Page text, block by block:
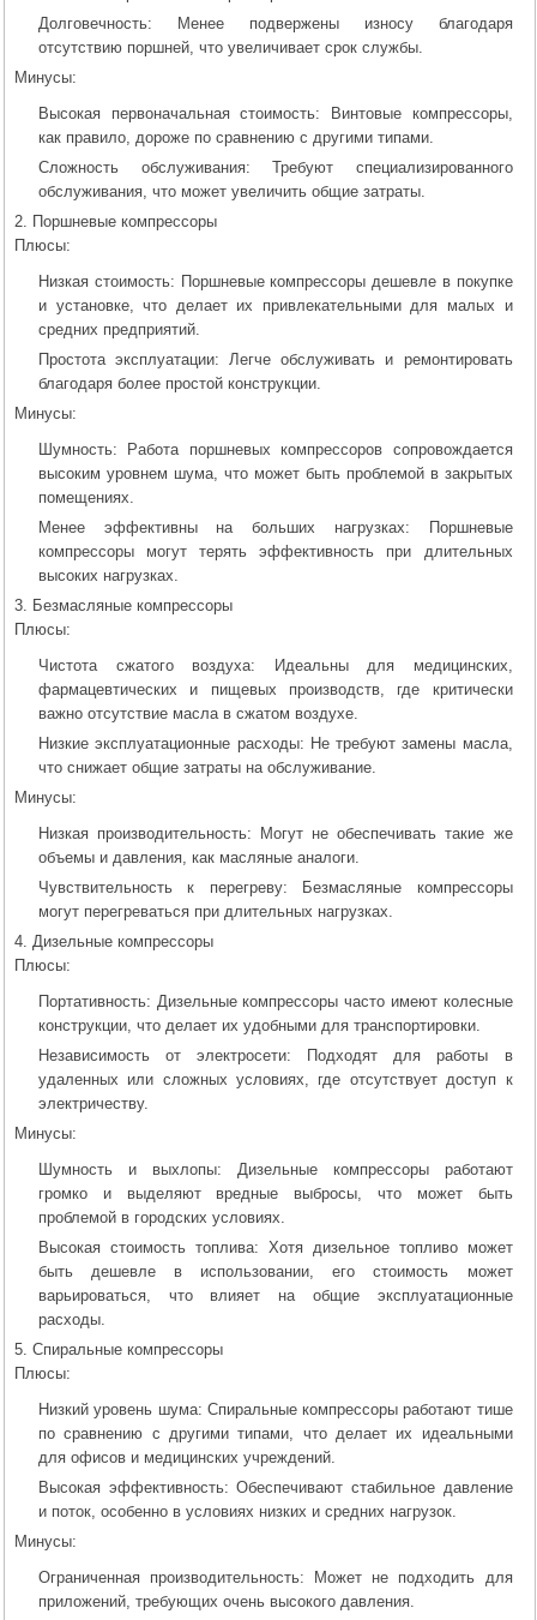
Долговечность: Менее подвержены износу благодаря
отсутствию поршней, что увеличивает срок службы.
Минусы:
Высокая первоначальная стоимость: Винтовые компрессоры,
как правило, дороже по сравнению с другими типами.
Сложность обслуживания: Требуют специализированного
обслуживания, что может увеличить общие затраты.
2. Поршневые компрессоры
Плюсы:
Низкая стоимость: Поршневые компрессоры дешевле в покупке
и установке, что делает их привлекательными для малых и
средних предприятий.
Простота эксплуатации: Легче обслуживать и ремонтировать
благодаря более простой конструкции.
Минусы:
Шумность: Работа поршневых компрессоров сопровождается
высоким уровнем шума, что может быть проблемой в закрытых
помещениях.
Менее эффективны на больших нагрузках: Поршневые
компрессоры могут терять эффективность при длительных
высоких нагрузках.
3. Безмасляные компрессоры
Плюсы:
Чистота сжатого воздуха: Идеальны для медицинских,
фармацевтических и пищевых производств, где критически
важно отсутствие масла в сжатом воздухе.
Низкие эксплуатационные расходы: Не требуют замены масла,
что снижает общие затраты на обслуживание.
Минусы:
Низкая производительность: Могут не обеспечивать такие же
объемы и давления, как масляные аналоги.
Чувствительность к перегреву: Безмасляные компрессоры
могут перегреваться при длительных нагрузках.
4. Дизельные компрессоры
Плюсы:
Портативность: Дизельные компрессоры часто имеют колесные
конструкции, что делает их удобными для транспортировки.
Независимость от электросети: Подходят для работы в
удаленных или сложных условиях, где отсутствует доступ к
электричеству.
Минусы:
Шумность и выхлопы: Дизельные компрессоры работают
громко и выделяют вредные выбросы, что может быть
проблемой в городских условиях.
Высокая стоимость топлива: Хотя дизельное топливо может
быть дешевле в использовании, его стоимость может
варьироваться, что влияет на общие эксплуатационные
расходы.
5. Спиральные компрессоры
Плюсы:
Низкий уровень шума: Спиральные компрессоры работают тише
по сравнению с другими типами, что делает их идеальными
для офисов и медицинских учреждений.
Высокая эффективность: Обеспечивают стабильное давление
и поток, особенно в условиях низких и средних нагрузок.
Минусы:
Ограниченная производительность: Может не подходить для
приложений, требующих очень высокого давления.